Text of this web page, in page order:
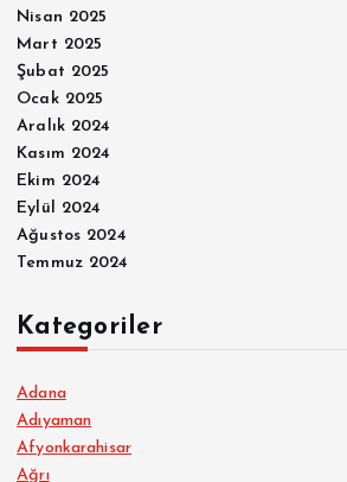
Nisan 2025
Mart 2025
Şubat 2025
Ocak 2025
Aralık 2024
Kasım 2024
Ekim 2024
Eylül 2024
Ağustos 2024
Temmuz 2024
Kategoriler
Adana
Adıyaman
Afyonkarahisar
Ağrı